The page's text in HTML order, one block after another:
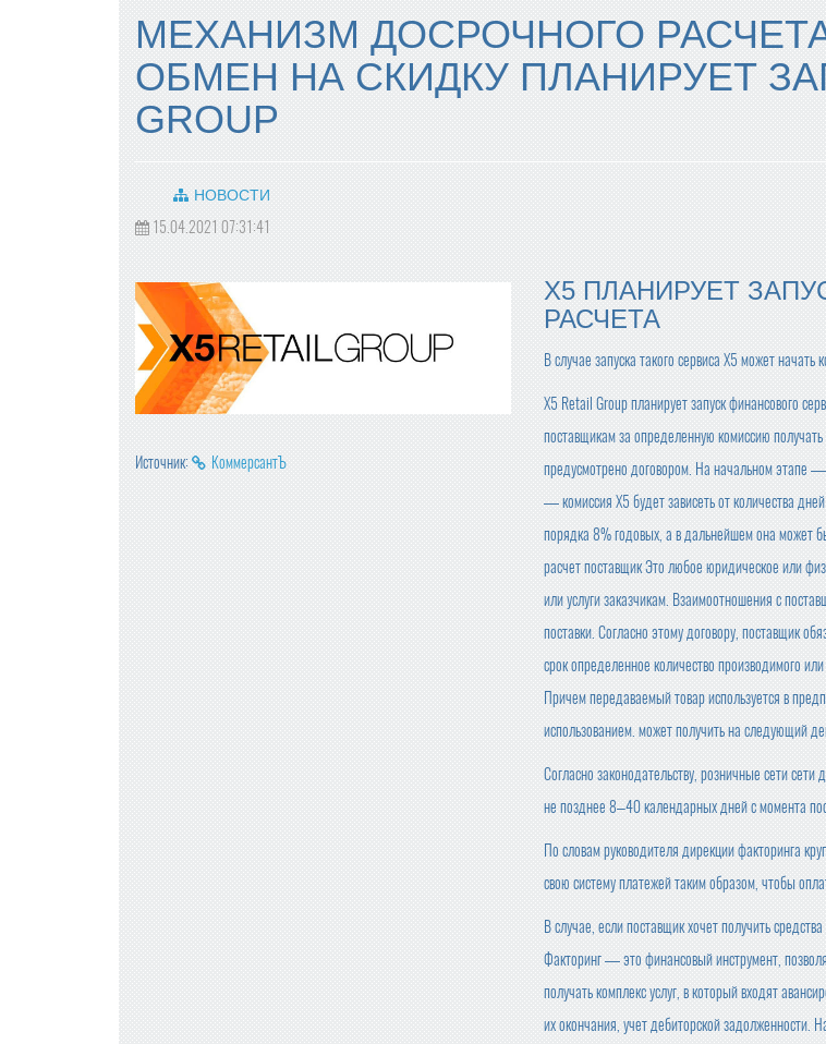
МЕХАНИЗМ ДОСРОЧНОГО
ОБМЕН НА СКИДКУ ПЛАНИРУЕТ
GROUP
НОВОСТИ
15.04.2021 07:31:41
Источник: КоммерсантЪ
X5 ПЛАНИРУЕТ
РАСЧЕТА
В случае запуска такого сервиса X5 может
X5 Retail Group планирует запуск финансового
поставщикам за определенную комиссию
предусмотрено договором. На начальном этапе
— комиссия X5 будет зависеть от количества
порядка 8% годовых, а в дальнейшем она может
расчет поставщик Это любое юридическое или
или услуги заказчикам. Взаимоотношения с
поставки. Согласно этому договору, поставщик
срок определенное количество производимого
Причем передаваемый товар используется в
использованием. может получить на следующий
Согласно законодательству, розничные сети
не позднее 8–40 календарных дней с момента
По словам руководителя дирекции факторинга
свою систему платежей таким образом, чтобы
В случае, если поставщик хочет получить
Факторинг — это финансовый инструмент,
получать комплекс услуг, в который входят
их окончания, учет дебиторской задолженности.